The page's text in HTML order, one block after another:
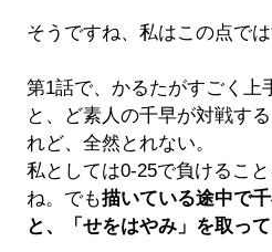
そうですね、私はこの点で
第1話で、かるたがすごく上
と、ど素人の千早が対戦す
れど、全然とれない。
私としては0-25で負けるこ
ね。でも描いている途中で
と、「せをはやみ」を取って